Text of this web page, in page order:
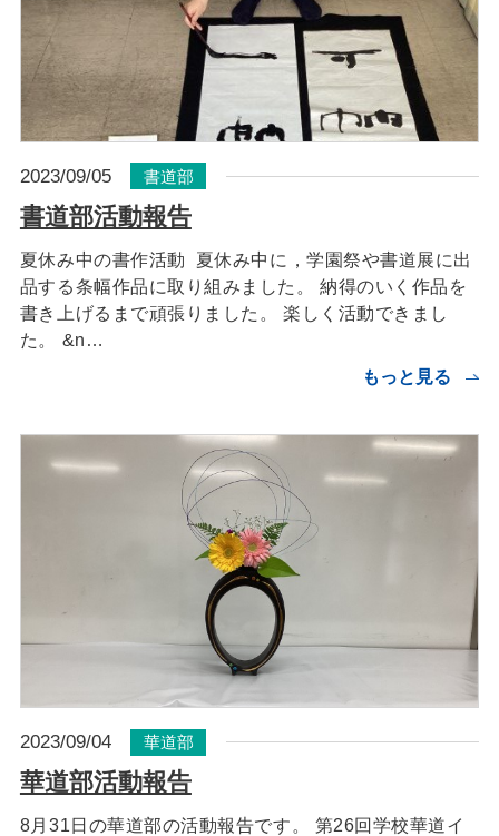
2023/09/05 書道部
書道部活動報告
夏休み中の書作活動 夏休み中に，学園祭や書道展に出
品する条幅作品に取り組みました。 納得のいく作品を
書き上げるまで頑張りました。 楽しく活動できまし
た。 &n…
もっと見る
2023/09/04 華道部
華道部活動報告
8月31日の華道部の活動報告です。 第26回学校華道イ